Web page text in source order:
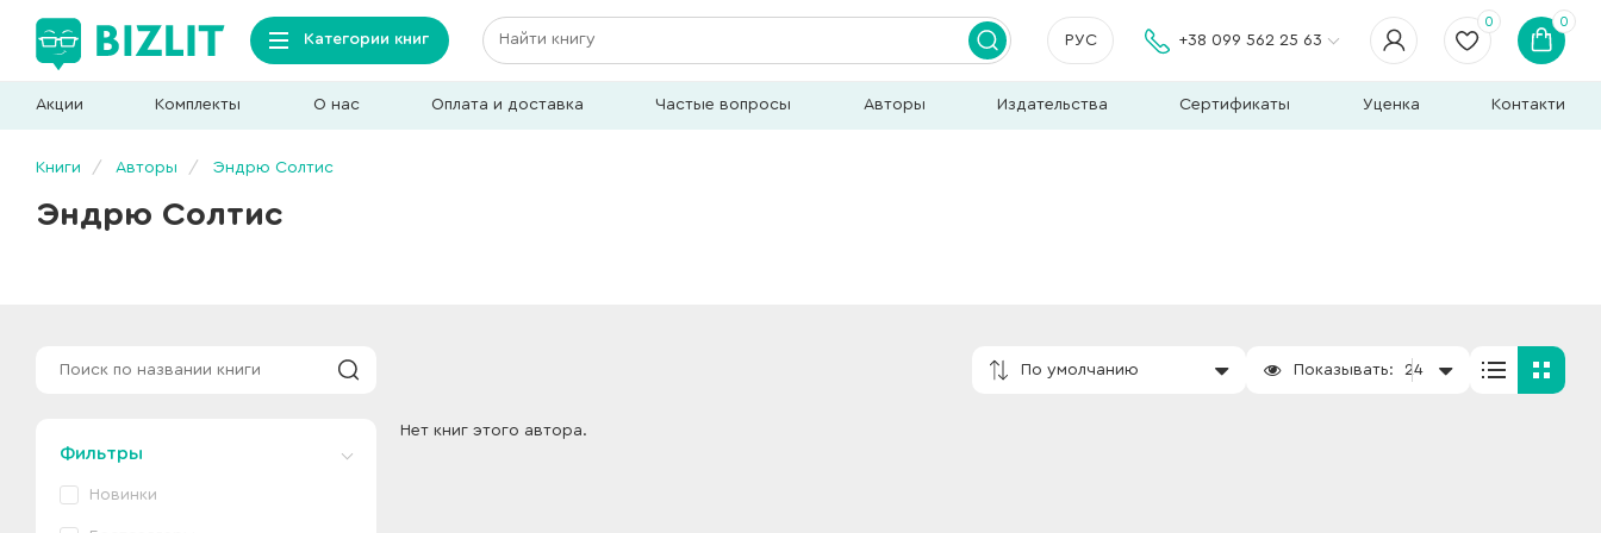
Категории книг РУС +38 099 562 25 63
0 0
Акции Комплекты О нас Оплата и доставка Частые вопросы Авторы Издательства Сертификаты Уценка Контакти
Книги Авторы Эндрю Солтис
Эндрю Солтис
По умолчанию Показывать: 24
Фильтры
Новинки
Нет книг этого автора.